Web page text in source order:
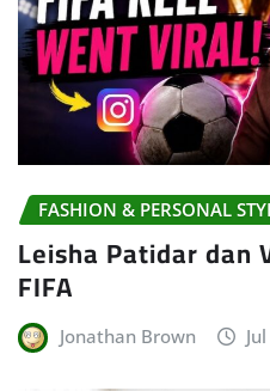
FASHION & PERSONAL
Leisha Patidar dan
FIFA
Jonathan Brown